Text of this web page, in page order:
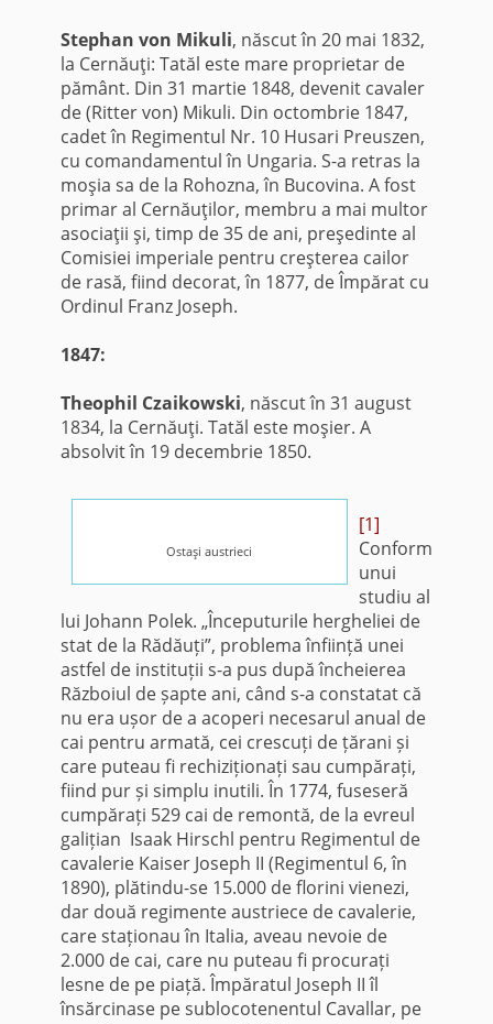
Stephan von Mikuli, născut în 20 mai 1832,
la Cernăuţi: Tatăl este mare proprietar de
pământ. Din 31 martie 1848, devenit cavaler
de (Ritter von) Mikuli. Din octombrie 1847,
cadet în Regimentul Nr. 10 Husari Preuszen,
cu comandamentul în Ungaria. S-a retras la
moşia sa de la Rohozna, în Bucovina. A fost
primar al Cernăuţilor, membru a mai multor
asociaţii şi, timp de 35 de ani, preşedinte al
Comisiei imperiale pentru creşterea cailor
de rasă, fiind decorat, în 1877, de Împărat cu
Ordinul Franz Joseph.
1847:
Theophil Czaikowski, născut în 31 august
1834, la Cernăuţi. Tatăl este moşier. A
absolvit în 19 decembrie 1850.
Ostaşi austrieci
[1]
Conform
unui
studiu al
lui Johann Polek. „Începuturile hergheliei de
stat de la Rădăuți”, problema înființă unei
astfel de instituții s-a pus după încheierea
Războiul de șapte ani, când s-a constatat că
nu era ușor de a acoperi necesarul anual de
cai pentru armată, cei crescuți de țărani și
care puteau fi rechiziționați sau cumpărați,
fiind pur și simplu inutili. În 1774, fuseseră
cumpărați 529 cai de remontă, de la evreul
galițian Isaak Hirschl pentru Regimentul de
cavalerie Kaiser Joseph II (Regimentul 6, în
1890), plătindu-se 15.000 de florini vienezi,
dar două regimente austriece de cavalerie,
care staționau în Italia, aveau nevoie de
2.000 de cai, care nu puteau fi procurați
lesne de pe piață. Împăratul Joseph II îl
însărcinase pe sublocotenentul Cavallar, pe